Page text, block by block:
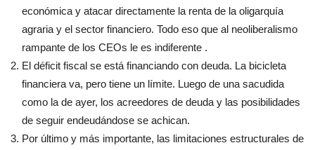
económica y atacar directamente la renta de la oligarquía
agraria y el sector financiero. Todo eso que al neoliberalismo
rampante de los CEOs le es indiferente .
El déficit fiscal se está financiando con deuda. La bicicleta
financiera va, pero tiene un límite. Luego de una sacudida
como la de ayer, los acreedores de deuda y las posibilidades
de seguir endeudándose se achican.
Por último y más importante, las limitaciones estructurales de